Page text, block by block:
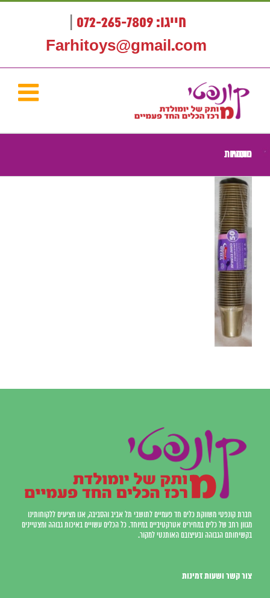
דלג
חייגו: 072-265-7809
Farhitoys@gmail.com
כוסות חד פעמיות
חברת קונפטי משווקת כלים חד פעמיים לתושבי תל אביב והסביבה, אנו מציעים ללקוחותינו
מגוון רחב של כלים במחירים אטרקטיביים במיוחד. כל הכלים עשויים באיכות גבוהה ומצטיינים
בקשיחותם הגבוהה ובעיצובם האותנטי למקור.
צור קשר ושעות זמינות